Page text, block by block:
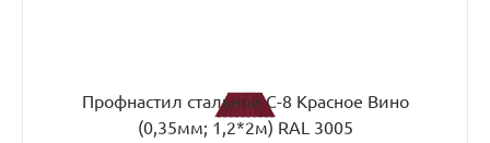
Профнастил стальной С-8 Красное Вино
(0,35мм; 1,2*2м) RAL 3005